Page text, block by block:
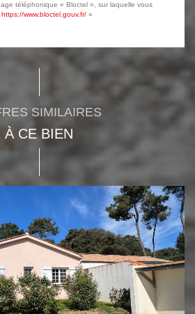
téléphonique « Bloctel », sur laquelle vous
https://www.bloctel.gouv.fr/ »
SIMILAIRES
À CE BIEN